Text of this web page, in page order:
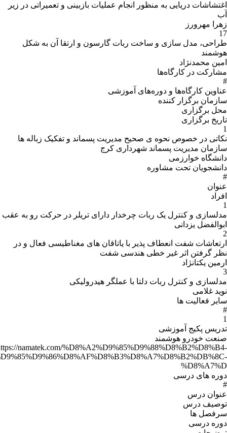
عملیات بازبینی و تعمیراتی در زیر
گارسون و ارتقا آن به شکل
پسماند و تفکیک زباله ها
کرج
دارای تریلر در حرکت رو به عقب
های مغناطیسی فعال و در
شفت
هیدرولیکی
https://namatek.com/